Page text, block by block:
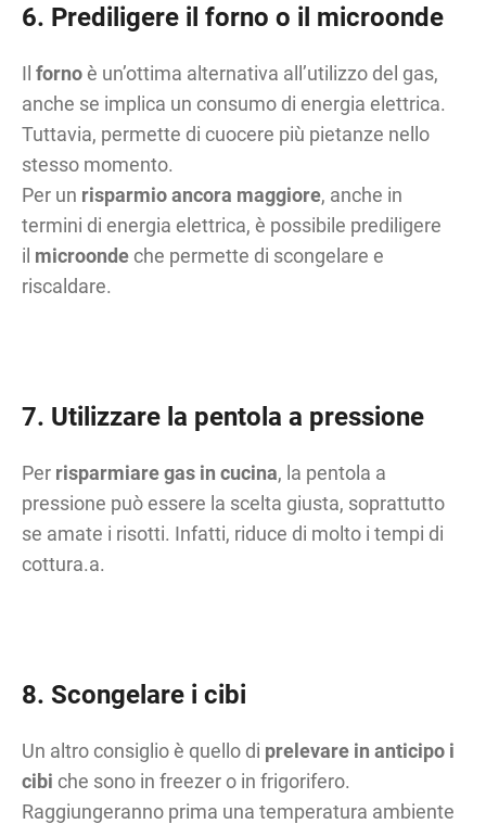
6. Prediligere il forno o il microonde
Ilfornoè un’ottima alternativa all’utilizzo del gas,
anche se implica un consumo di energia elettrica.
Tuttavia, permette di cuocere più pietanze nello
stesso momento.
Per un risparmio ancora maggiore, anche in
termini di energia elettrica, è possibile prediligere
il microonde che permette di scongelare e
riscaldare.
7. Utilizzare la pentola a pressione
Per risparmiare gas in cucina, la pentola a
pressione può essere la scelta giusta, soprattutto
se amate i risotti. Infatti, riduce di molto i tempi di
cottura.a.
8. Scongelare i cibi
Un altro consiglio è quello di prelevare in anticipo i
cibi che sono in freezer o in frigorifero.
Raggiungeranno prima una temperatura ambiente